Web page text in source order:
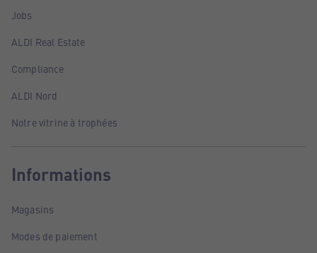
Jobs
ALDI Real Estate
Compliance
ALDI Nord
Notre vitrine à trophées
Informations
Magasins
Modes de paiement